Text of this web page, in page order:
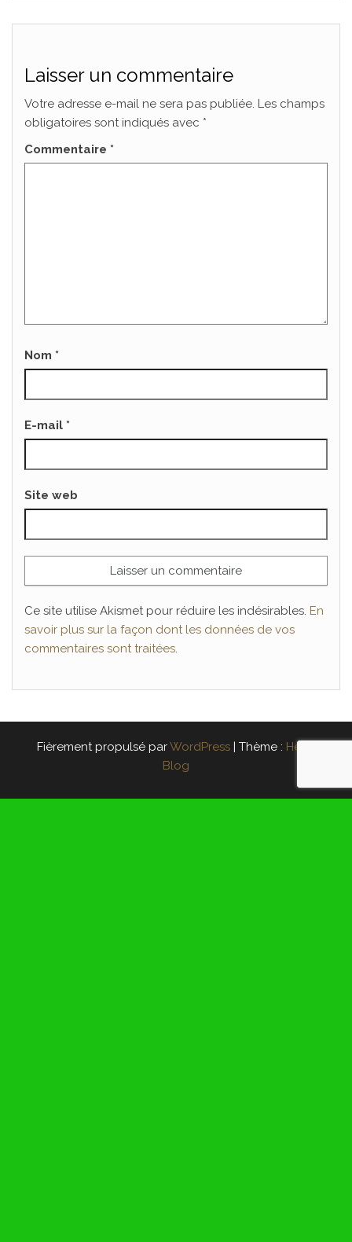
Laisser un commentaire
Votre adresse e-mail ne sera pas publiée. Les champs
obligatoires sont indiqués avec *
Commentaire *
Nom *
E-mail *
Site web
Ce site utilise Akismet pour réduire les indésirables. En
savoir plus sur la façon dont les données de vos
commentaires sont traitées.
Fièrement propulsé parWordPress Thème : Head
Blog